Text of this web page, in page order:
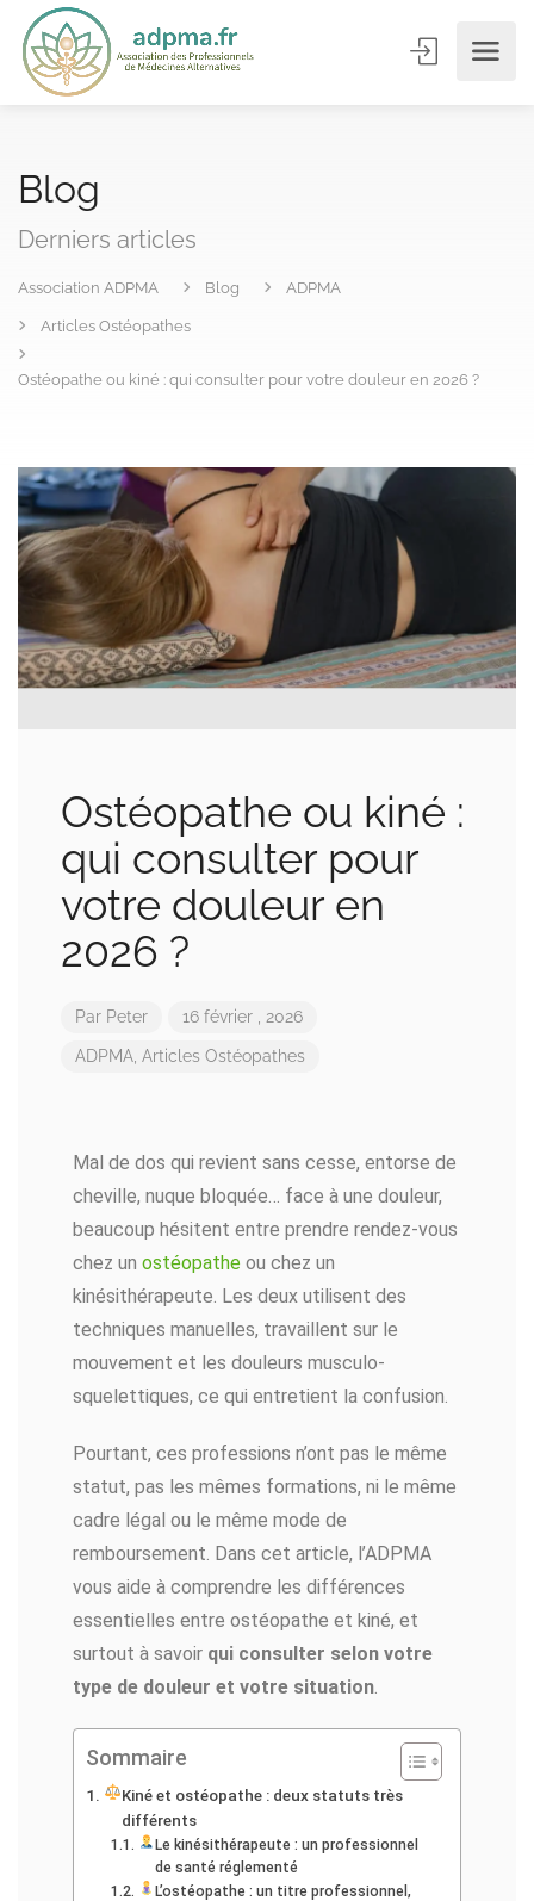
Blog
Derniers articles
Association ADPMA Blog ADPMA
Articles Ostéopathes
Ostéopathe ou kiné : qui consulter pour votre douleur en 2026 ?
Ostéopathe ou kiné :
qui consulter pour
votre douleur en
2026 ?
Par Peter 16 février , 2026
ADPMA Articles Ostéopathes
Mal de dos qui revient sans cesse, entorse de
cheville, nuque bloquée… face à une douleur,
beaucoup hésitent entre prendre rendez-vous
chez un ostéopathe ou chez un
kinésithérapeute. Les deux utilisent des
techniques manuelles, travaillent sur le
mouvement et les douleurs musculo-
squelettiques, ce qui entretient la confusion.
Pourtant, ces professions n’ont pas le même
statut, pas les mêmes formations, ni le même
cadre légal ou le même mode de
remboursement. Dans cet article, l’ADPMA
vous aide à comprendre les différences
essentielles entre ostéopathe et kiné, et
surtout à savoir qui consulter selon votre
type de douleur et votre situation.
Sommaire
Kiné et ostéopathe : deux statuts très
différents
Le kinésithérapeute : un professionnel
de santé réglementé
L’ostéopathe : un titre professionnel,